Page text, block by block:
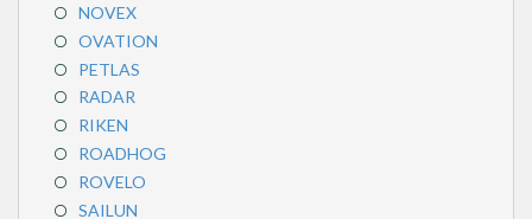
NOVEX
OVATION
PETLAS
RADAR
RIKEN
ROADHOG
ROVELO
SAILUN